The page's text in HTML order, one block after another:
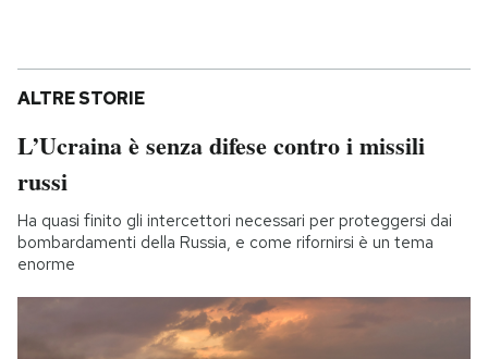
ALTRE STORIE
L’Ucraina è senza difese contro i missili
russi
Ha quasi finito gli intercettori necessari per proteggersi dai
bombardamenti della Russia, e come rifornirsi è un tema
enorme